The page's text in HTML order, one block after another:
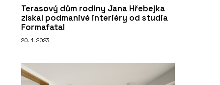
Terasový dům rodiny Jana Hřebejka
získal podmanivé interiéry od studia
Formafatal
20. 1. 2023